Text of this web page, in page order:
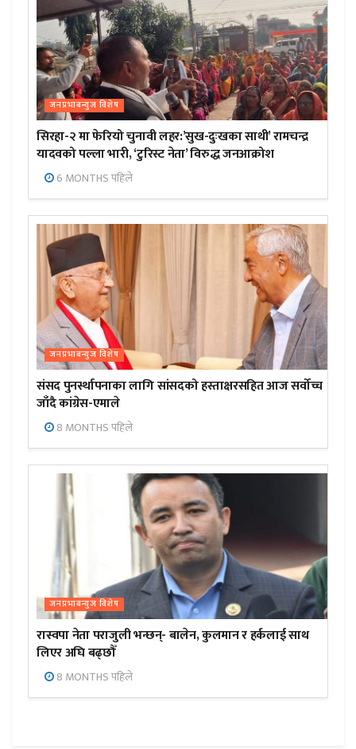
जनप्रभाबन्युज विशेष
सिरहा-२ मा फेरियो चुनावी लहर:’सुख-दुःखका साथी’ रामचन्द्र
यादवको पल्ला भारी, ‘टुरिस्ट नेता’ विरुद्ध जनआक्रोश
6 MONTHS पहिले
जनप्रभाबन्युज विशेष
संसद पुनर्स्थापनाका लागि सांसदको हस्ताक्षरसहित आज सर्वोच्च
जाँदै कांग्रेस-एमाले
8 MONTHS पहिले
जनप्रभाबन्युज विशेष
रास्वपा नेता पराजुली भन्छन्- बालेन, कुलमान र हर्कलाई साथ
लिएर अघि बढ्छौँ
8 MONTHS पहिले